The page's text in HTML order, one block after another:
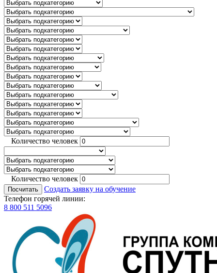
Количество человек
Количество человек
Посчитать
Создать заявку на обучение
Телефон горячей линии:
8 800 511 5096